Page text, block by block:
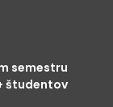
semestru
študentov